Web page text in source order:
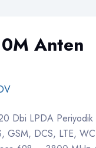
Anten
Dbi LPDA Periyodik
GSM, DCS, LTE,